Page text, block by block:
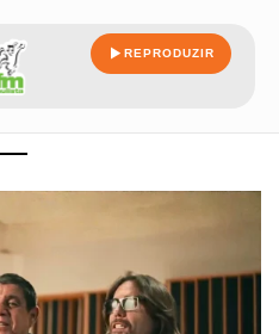
REPRODUZIR